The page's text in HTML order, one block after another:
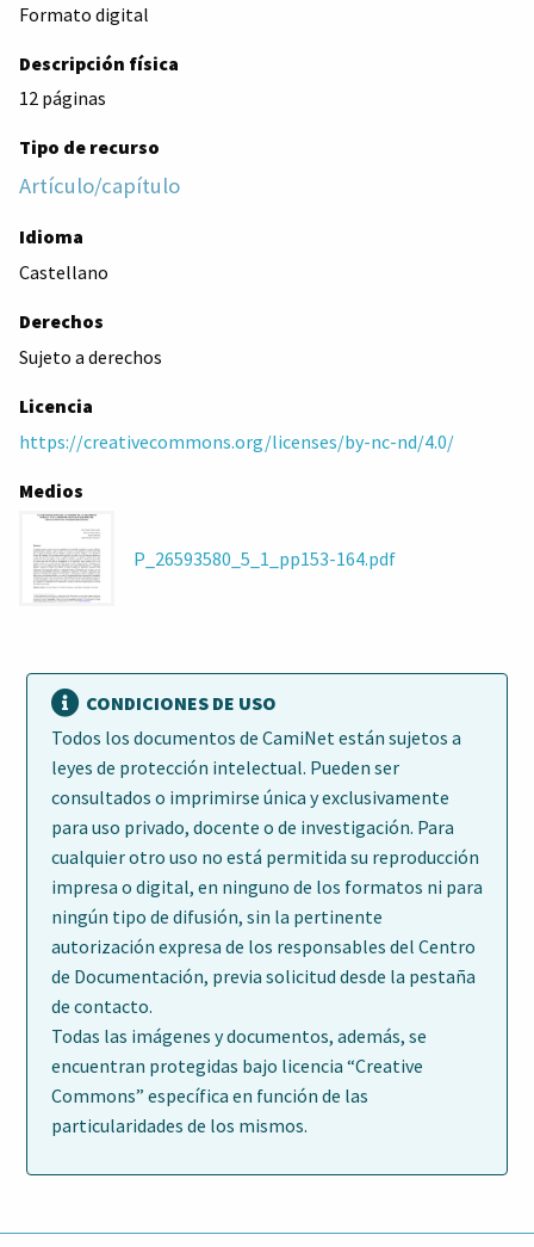
Formato digital
Descripción física
12 páginas
Tipo de recurso
Artículo/capítulo
Idioma
Castellano
Derechos
Sujeto a derechos
Licencia
https://creativecommons.org/licenses/by-nc-nd/4.0/
Medios
P_26593580_5_1_pp153-164.pdf
CONDICIONES DE USO
Todos los documentos de CamiNet están sujetos a
leyes de protección intelectual. Pueden ser
consultados o imprimirse única y exclusivamente
para uso privado, docente o de investigación. Para
cualquier otro uso no está permitida su reproducción
impresa o digital, en ninguno de los formatos ni para
ningún tipo de difusión, sin la pertinente
autorización expresa de los responsables del Centro
de Documentación, previa solicitud desde la pestaña
de contacto.
Todas las imágenes y documentos, además, se
encuentran protegidas bajo licencia “Creative
Commons” específica en función de las
particularidades de los mismos.